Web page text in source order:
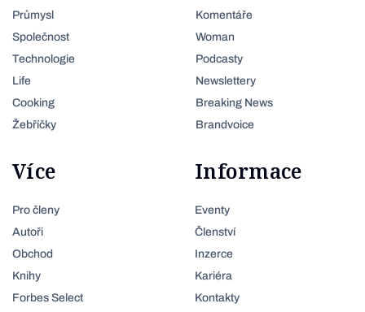
Průmysl
Společnost
Technologie
Life
Cooking
Žebříčky
Komentáře
Woman
Podcasty
Newslettery
Breaking News
Brandvoice
Více
Pro členy
Autoři
Obchod
Knihy
Forbes Select
Informace
Eventy
Členství
Inzerce
Kariéra
Kontakty